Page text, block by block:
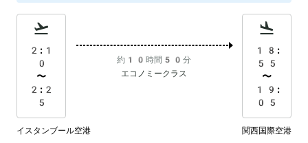
2:1
0
〜
2:2
5
約10時間50分
エコノミークラス
18:
55
〜
19:
05
イスタンブール空港 関西国際空港